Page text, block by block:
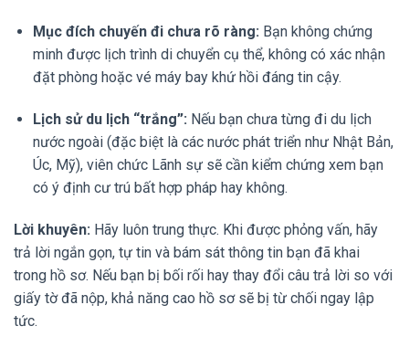
Mục đích chuyến đi chưa rõ ràng: Bạn không chứng
minh được lịch trình di chuyển cụ thể, không có xác nhận
đặt phòng hoặc vé máy bay khứ hồi đáng tin cậy.
Lịch sử du lịch “trắng”: Nếu bạn chưa từng đi du lịch
nước ngoài (đặc biệt là các nước phát triển như Nhật Bản,
Úc, Mỹ), viên chức Lãnh sự sẽ cần kiểm chứng xem bạn
có ý định cư trú bất hợp pháp hay không.
Lời khuyên: Hãy luôn trung thực. Khi được phỏng vấn, hãy
trả lời ngắn gọn, tự tin và bám sát thông tin bạn đã khai
trong hồ sơ. Nếu bạn bị bối rối hay thay đổi câu trả lời so với
giấy tờ đã nộp, khả năng cao hồ sơ sẽ bị từ chối ngay lập
tức.